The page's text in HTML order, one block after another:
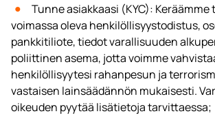
Tunne asiakkaasi (KYC):
voimassa oleva henkilöllisyystodistus,
pankkitiliote, tiedot varallisuuden
poliittinen asema, jotta voimme
henkilöllisyytesi rahanpesun ja
vastaisen lainsäädännön mukaisesti.
oikeuden pyytää lisätietoja tarvittaessa;